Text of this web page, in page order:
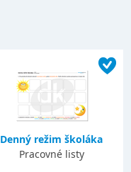
Denný režim školáka
Pracovné listy